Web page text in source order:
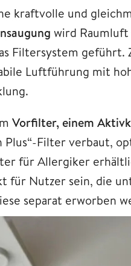
kraftvolle und
wird Raumluft
Filtersystem geführt.
Luftführung mit
Vorfilter, einem
Filter verbaut,
für Allergiker
für Nutzer sein, die
separat erworben